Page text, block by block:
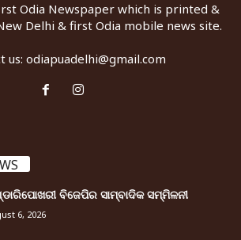
Odia Newspaper which is printed &
Delhi & first Odia mobile news site.
us: odiapuadelhi@gmail.com
ବିଜେପିର ସାମ୍ବାଦିକ ସମ୍ମିଳନୀ
6, 2026